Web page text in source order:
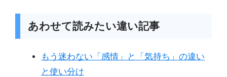
あわせて読みたい違い記事
もう迷わない「感情」と「気持ち」の違い
と使い分け